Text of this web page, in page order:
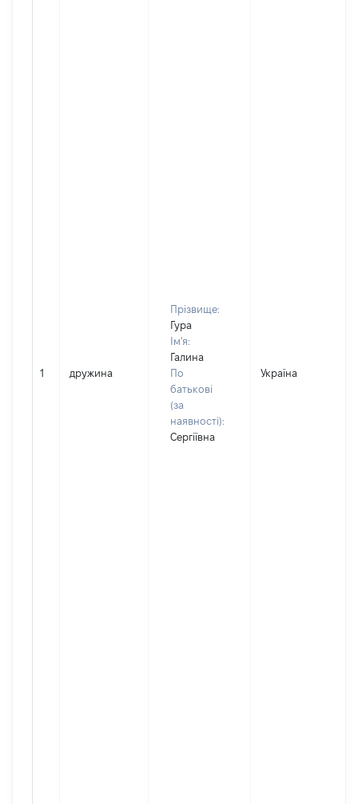
1 дружина
Прізвище:
Гура
Ім'я:
Галина
По
батькові
(за
наявності):
Сергіївна
Україна